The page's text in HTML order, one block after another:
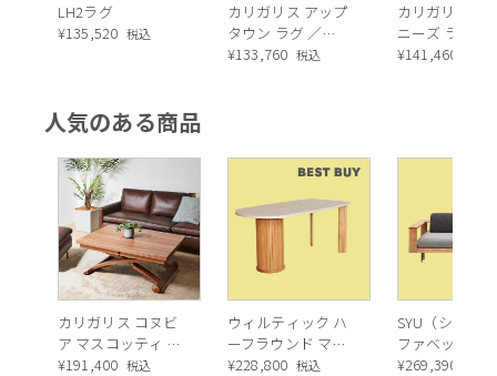
LH2ラグ
¥135,520 税込
カリガリス アップ
タウン ラグ ／
Calligaris UPTOWN
¥133,760 税込
カリガリス チ
ニーズ ラグ ／
Calligaris
¥141,460
人気のある商品
カリガリス コヌビ
ア マスコッティ 伸
長・昇降式テーブ
¥191,400 税込
ウィルティック ハ
ーフラウンド マテ
ィエラ塗装 ダイニ
¥228,800 税込
SYU（シュウ
ファベッド（
ュラル）
¥269,390